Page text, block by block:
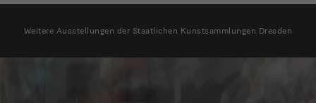
Ausstellungen
Weitere Ausstellungen der Staatlichen Kunstsammlungen Dresden